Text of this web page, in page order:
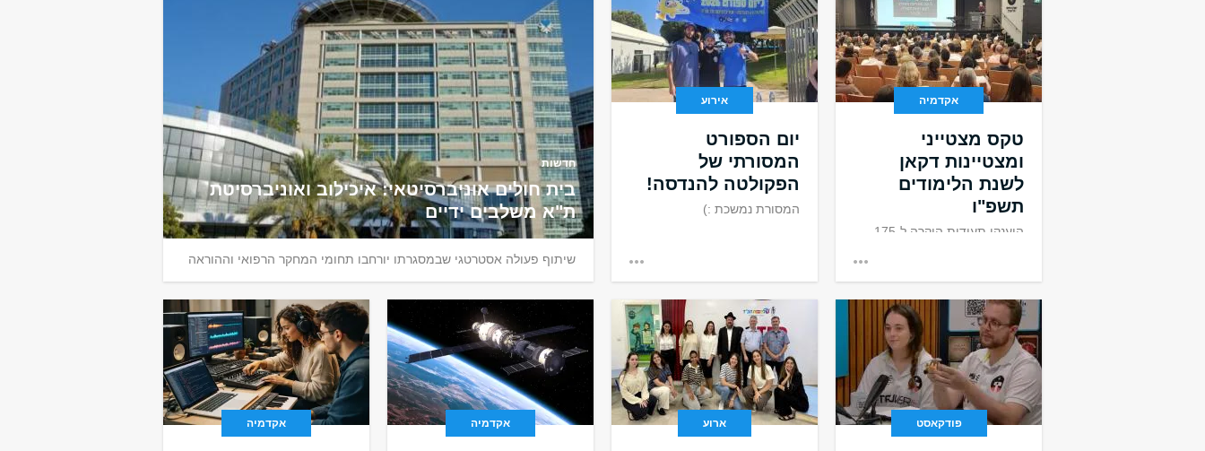
אקדמיה
טקס מצטייני
ומצטיינות דקאן
לשנת הלימודים
תשפ"ו
הוענקו תעודות הוקרה ל-175
אירוע
יום הספורט
המסורתי של
הפקולטה להנדסה!
המסורת נמשכת :)
חדשות
בית חולים אוניברסיטאי: איכילוב ואוניברסיטת
ת"א משלבים ידיים
שיתוף פעולה אסטרטגי שבמסגרתו יורחבו תחומי המחקר הרפואי וההוראה
פודקאסט ארוע אקדמיה אקדמיה